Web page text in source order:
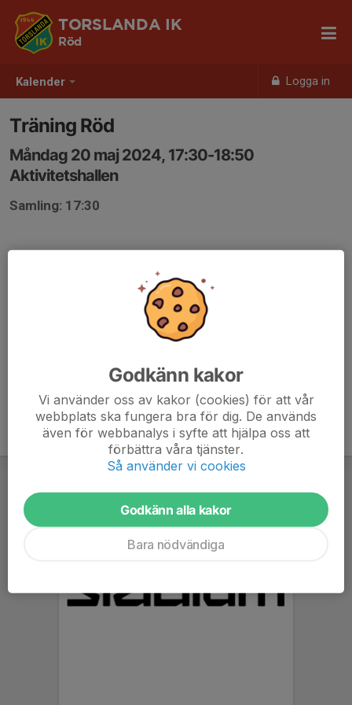
Kalender Logga in
TORSLANDA IK
Röd
Träning Röd
Måndag 20 maj 2024, 17:30-18:50
Aktivitetshallen
Samling: 17:30
Godkänn kakor
Vi använder oss av kakor (cookies) för att vår
webbplats ska fungera bra för dig. De används
även för webbanalys i syfte att hjälpa oss att
förbättra våra tjänster.
Så använder vi cookies
Godkänn alla kakor
Bara nödvändiga